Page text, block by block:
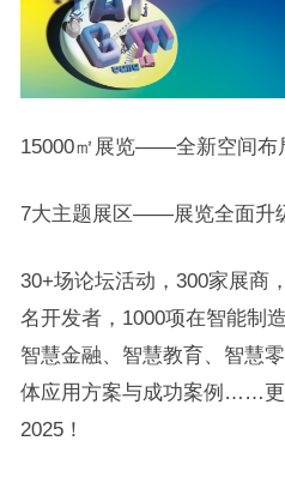
15000㎡展览——全新空间布
7大主题展区——展览全面升
30+场论坛活动，300家展商
名开发者，1000项在智能制
智慧金融、智慧教育、智慧
体应用方案与成功案例……更
2025！